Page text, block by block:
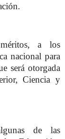
a los
nacional para
será otorgada
Ciencia y
de las